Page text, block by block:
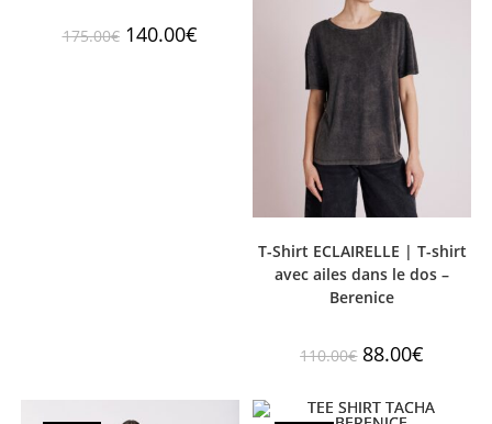
175.00€ 140.00€
T-Shirt ECLAIRELLE | T-shirt
avec ailes dans le dos –
Berenice
110.00€ 88.00€